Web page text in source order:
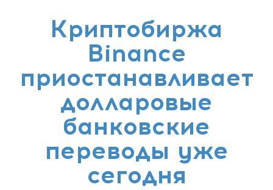
Криптобиржа
Binance
приостанавливает
долларовые
банковские
переводы уже
сегодня